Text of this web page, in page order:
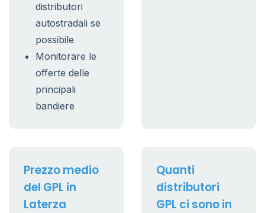
distributori
autostradali se
possibile
Monitorare le
offerte delle
principali
bandiere
Prezzo medio
del GPL in
Laterza
Quanti
distributori
GPL ci sono in